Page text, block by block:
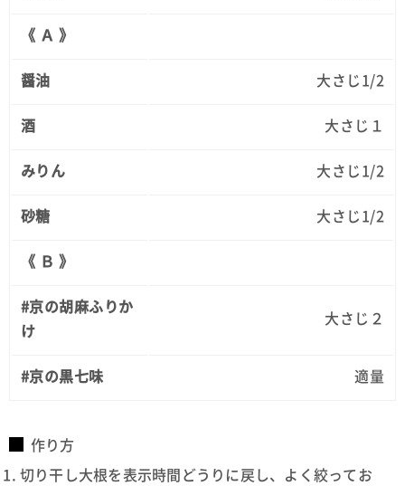
《 Ａ 》
醤油 大さじ1/2
酒 大さじ１
みりん 大さじ1/2
砂糖 大さじ1/2
《 Ｂ 》
#京の胡麻ふりか
け
大さじ２
#京の黒七味 適量
作り方
切り干し大根を表示時間どうりに戻し、よく絞ってお